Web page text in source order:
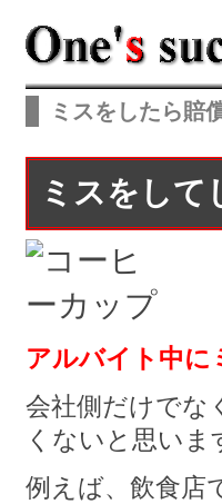
ミスをしたら賠
ミスをして
アルバイト中に
会社側だけでな
くないと思いま
例えば、飲食店